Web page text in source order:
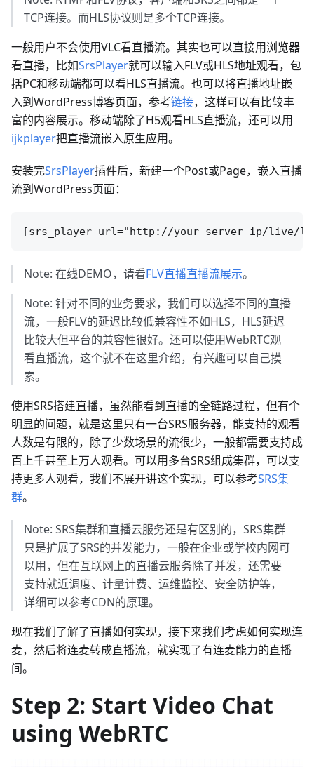
TCP连接。而HLS协议则是多个TCP连接。
一般用户不会使用VLC看直播流。其实也可以直接用浏览器
看直播，比如SrsPlayer就可以输入FLV或HLS地址观看，包
括PC和移动端都可以看HLS直播流。也可以将直播地址嵌
入到WordPress博客页面，参考链接，这样可以有比较丰
富的内容展示。移动端除了H5观看HLS直播流，还可以用
ijkplayer把直播流嵌入原生应用。
安装完SrsPlayer插件后，新建一个Post或Page，嵌入直播
流到WordPress页面：
Note: 在线DEMO，请看FLV直播直播流展示。
Note: 针对不同的业务要求，我们可以选择不同的直播
流，一般FLV的延迟比较低兼容性不如HLS，HLS延迟
比较大但平台的兼容性很好。还可以使用WebRTC观
看直播流，这个就不在这里介绍，有兴趣可以自己摸
索。
使用SRS搭建直播，虽然能看到直播的全链路过程，但有个
明显的问题，就是这里只有一台SRS服务器，能支持的观看
人数是有限的，除了少数场景的流很少，一般都需要支持成
百上千甚至上万人观看。可以用多台SRS组成集群，可以支
持更多人观看，我们不展开讲这个实现，可以参考SRS集
群。
Note: SRS集群和直播云服务还是有区别的，SRS集群
只是扩展了SRS的并发能力，一般在企业或学校内网可
以用，但在互联网上的直播云服务除了并发，还需要
支持就近调度、计量计费、运维监控、安全防护等，
详细可以参考CDN的原理。
现在我们了解了直播如何实现，接下来我们考虑如何实现连
麦，然后将连麦转成直播流，就实现了有连麦能力的直播
间。
Step 2: Start Video Chat
using WebRTC